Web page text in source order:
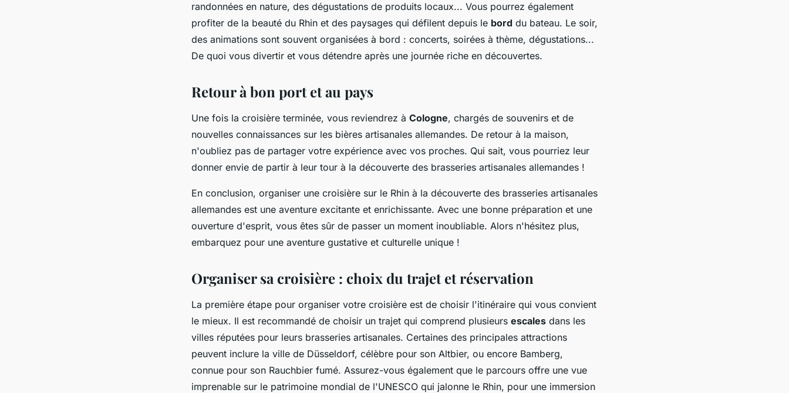
randonnées en nature, des dégustations de produits locaux... Vous pourrez également
profiter de la beauté du Rhin et des paysages qui défilent depuis le bord du bateau. Le soir,
des animations sont souvent organisées à bord : concerts, soirées à thème, dégustations...
De quoi vous divertir et vous détendre après une journée riche en découvertes.
Retour à bon port et au pays
Une fois la croisière terminée, vous reviendrez à Cologne, chargés de souvenirs et de
nouvelles connaissances sur les bières artisanales allemandes. De retour à la maison,
n'oubliez pas de partager votre expérience avec vos proches. Qui sait, vous pourriez leur
donner envie de partir à leur tour à la découverte des brasseries artisanales allemandes !
En conclusion, organiser une croisière sur le Rhin à la découverte des brasseries artisanales
allemandes est une aventure excitante et enrichissante. Avec une bonne préparation et une
ouverture d'esprit, vous êtes sûr de passer un moment inoubliable. Alors n'hésitez plus,
embarquez pour une aventure gustative et culturelle unique !
Organiser sa croisière : choix du trajet et réservation
La première étape pour organiser votre croisière est de choisir l'itinéraire qui vous convient
le mieux. Il est recommandé de choisir un trajet qui comprend plusieurs escales dans les
villes réputées pour leurs brasseries artisanales. Certaines des principales attractions
peuvent inclure la ville de Düsseldorf, célèbre pour son Altbier, ou encore Bamberg,
connue pour son Rauchbier fumé. Assurez-vous également que le parcours offre une vue
imprenable sur le patrimoine mondial de l'UNESCO qui jalonne le Rhin, pour une immersion